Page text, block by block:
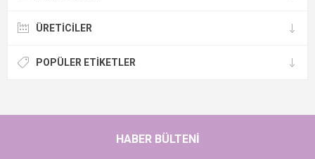
ÜRETICILER
POPÜLER ETIKETLER
HABER BÜLTENI